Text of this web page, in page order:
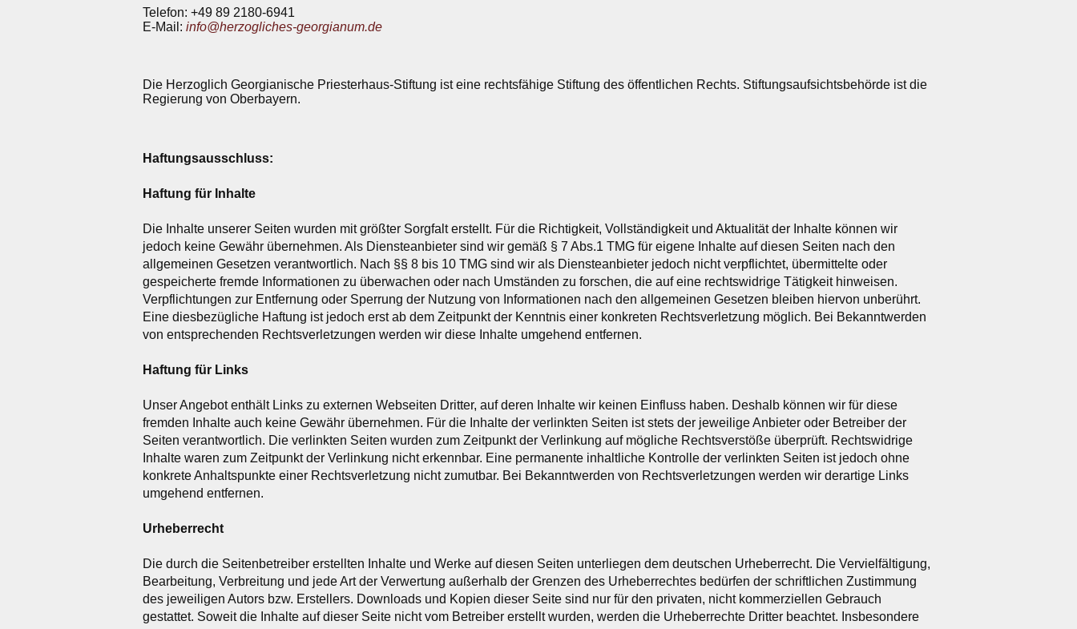
Telefon: +49 89 2180-6941
E-Mail: info@herzogliches-georgianum.de
Die Herzoglich Georgianische Priesterhaus-Stiftung ist eine rechtsfähige Stiftung des öffentlichen Rechts. Stiftungsaufsichtsbehörde ist die
Regierung von Oberbayern.
Haftungsausschluss:
Haftung für Inhalte
Die Inhalte unserer Seiten wurden mit größter Sorgfalt erstellt. Für die Richtigkeit, Vollständigkeit und Aktualität der Inhalte können wir
jedoch keine Gewähr übernehmen. Als Diensteanbieter sind wir gemäß § 7 Abs.1 TMG für eigene Inhalte auf diesen Seiten nach den
allgemeinen Gesetzen verantwortlich. Nach §§ 8 bis 10 TMG sind wir als Diensteanbieter jedoch nicht verpflichtet, übermittelte oder
gespeicherte fremde Informationen zu überwachen oder nach Umständen zu forschen, die auf eine rechtswidrige Tätigkeit hinweisen.
Verpflichtungen zur Entfernung oder Sperrung der Nutzung von Informationen nach den allgemeinen Gesetzen bleiben hiervon unberührt.
Eine diesbezügliche Haftung ist jedoch erst ab dem Zeitpunkt der Kenntnis einer konkreten Rechtsverletzung möglich. Bei Bekanntwerden
von entsprechenden Rechtsverletzungen werden wir diese Inhalte umgehend entfernen.
Haftung für Links
Unser Angebot enthält Links zu externen Webseiten Dritter, auf deren Inhalte wir keinen Einfluss haben. Deshalb können wir für diese
fremden Inhalte auch keine Gewähr übernehmen. Für die Inhalte der verlinkten Seiten ist stets der jeweilige Anbieter oder Betreiber der
Seiten verantwortlich. Die verlinkten Seiten wurden zum Zeitpunkt der Verlinkung auf mögliche Rechtsverstöße überprüft. Rechtswidrige
Inhalte waren zum Zeitpunkt der Verlinkung nicht erkennbar. Eine permanente inhaltliche Kontrolle der verlinkten Seiten ist jedoch ohne
konkrete Anhaltspunkte einer Rechtsverletzung nicht zumutbar. Bei Bekanntwerden von Rechtsverletzungen werden wir derartige Links
umgehend entfernen.
Urheberrecht
Die durch die Seitenbetreiber erstellten Inhalte und Werke auf diesen Seiten unterliegen dem deutschen Urheberrecht. Die Vervielfältigung,
Bearbeitung, Verbreitung und jede Art der Verwertung außerhalb der Grenzen des Urheberrechtes bedürfen der schriftlichen Zustimmung
des jeweiligen Autors bzw. Erstellers. Downloads und Kopien dieser Seite sind nur für den privaten, nicht kommerziellen Gebrauch
gestattet. Soweit die Inhalte auf dieser Seite nicht vom Betreiber erstellt wurden, werden die Urheberrechte Dritter beachtet. Insbesondere